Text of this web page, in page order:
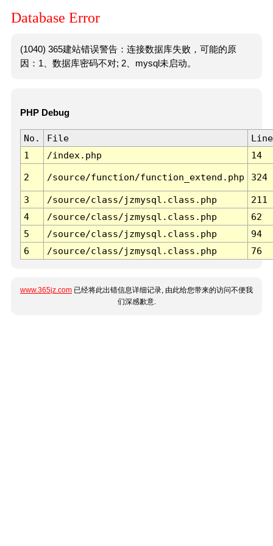
Database Error
(1040) 365建站错误警告：连接数据库失败，可能的原
因：1、数据库密码不对; 2、mysql未启动。
PHP Debug
No. File
Line
1
/index.php 14
2 /source/function/function_extend.php 324
3 /source/class/jzmysql.class.php
211
4
/source/class/jzmysql.class.php
62
5
/source/class/jzmysql.class.php
94
6
/source/class/jzmysql.class.php 76
www.365jz.com 已经将此出错信息详细记录, 由此给您带来的访问不便我
们深感歉意.